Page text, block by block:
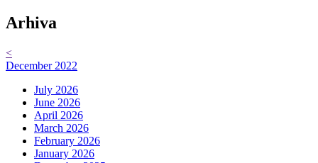
Arhiva
<
December 2022
July 2026
June 2026
April 2026
March 2026
February 2026
January 2026